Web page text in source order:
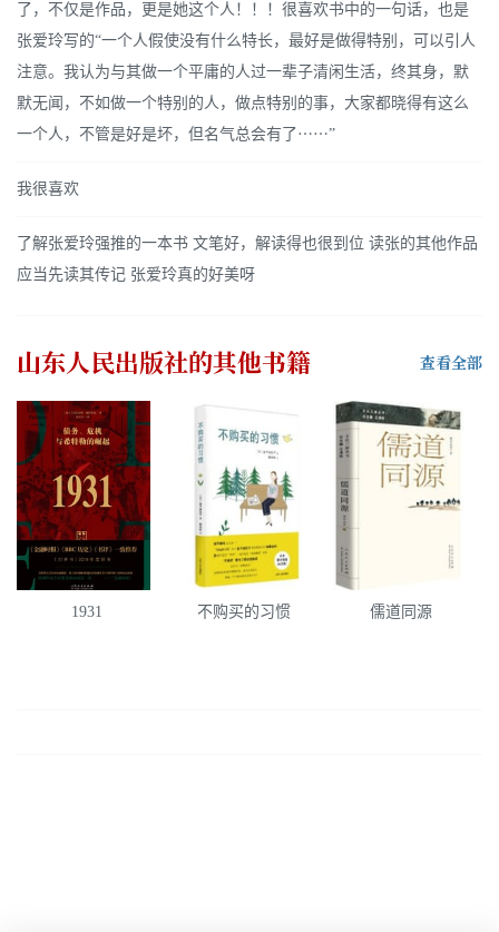
了，不仅是作品，更是她这个人！！！很喜欢书中的一句话，也是
张爱玲写的“一个人假使没有什么特长，最好是做得特别，可以引人
注意。我认为与其做一个平庸的人过一辈子清闲生活，终其身，默
默无闻，不如做一个特别的人，做点特别的事，大家都晓得有这么
一个人，不管是好是坏，但名气总会有了⋯⋯”
我很喜欢
了解张爱玲强推的一本书 文笔好，解读得也很到位 读张的其他作品
应当先读其传记 张爱玲真的好美呀
山东人民出版社的其他书籍 查看全部
1931 不购买的习惯 儒道同源